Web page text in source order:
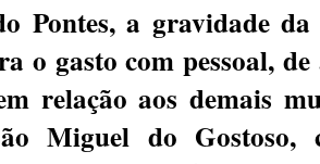
Pontes, a gravidade
o gasto com pessoal,
relação aos demais
Miguel do Gostoso,